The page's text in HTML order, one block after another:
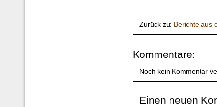
Zurück zu: Berichte aus
Kommentare:
Noch kein Kommentar
Einen neuen